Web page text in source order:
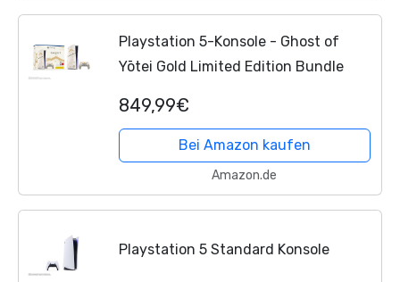
Playstation 5-Konsole - Ghost of
Yōtei Gold Limited Edition Bundle
849,99€
Bei Amazon kaufen
Amazon.de
Playstation 5 Standard Konsole